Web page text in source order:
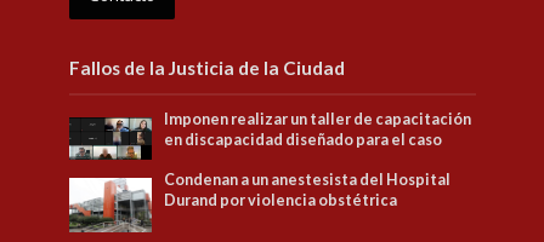
Fallos de la Justicia de la Ciudad
Imponen realizar un taller de capacitación
en discapacidad diseñado para el caso
Condenan a un anestesista del Hospital
Durand por violencia obstétrica